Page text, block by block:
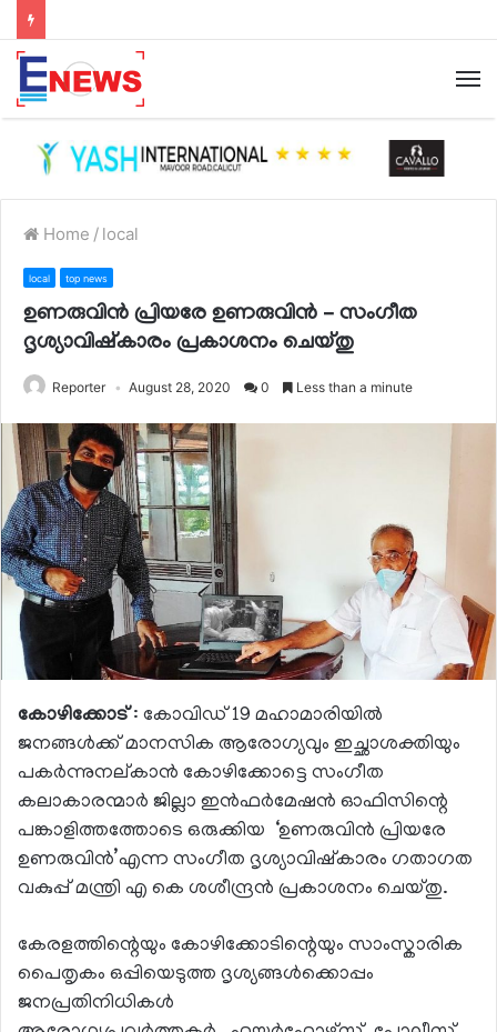
Home / local
local top news
ഉണരുവിൻ പ്രിയരേ ഉണരുവിൻ – സംഗീത
ദൃശ്യാവിഷ്കാരം പ്രകാശനം ചെയ്തു
Reporter August 28, 2020 0 Less than a minute
കോഴിക്കോട്: കോവിഡ് 19 മഹാമാരിയിൽ
ജനങ്ങൾക്ക് മാനസിക ആരോഗ്യവും ഇച്ഛാശക്തിയും
പകർന്നുനല്കാൻ കോഴിക്കോട്ടെ സംഗീത
കലാകാരന്മാർ ജില്ലാ ഇൻഫർമേഷൻ ഓഫിസിന്റെ
പങ്കാളിത്തത്തോടെ ഒരുക്കിയ ‘ഉണരുവിൻ പ്രിയരേ
ഉണരുവിൻ’എന്ന സംഗീത ദൃശ്യാവിഷ്കാരം ഗതാഗത
വകുപ്പ് മന്ത്രി എ കെ ശശീന്ദ്രൻ പ്രകാശനം ചെയ്തു.
കേരളത്തിന്റെയും കോഴിക്കോടിന്റെയും സാംസ്കാരിക
പൈതൃകം ഒപ്പിയെടുത്ത ദൃശ്യങ്ങൾക്കൊപ്പം
ജനപ്രതിനിധികൾ